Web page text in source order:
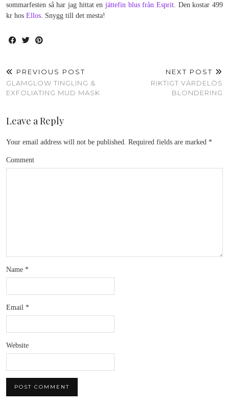
sommarfesten så har jag hittat en jättefin blus från Esprit . Den kostar 499
kr hos Ellos . Snygg till det mesta!
PREVIOUS POST
GLAMGLOW TINGLING &
EXFOLIATING MUD MASK
NEXT POST
RIKTIGT VÄRDELÖS
BLONDERING
Leave a Reply
Your email address will not be published. Required fields are marked *
Comment
Name *
Email *
Website